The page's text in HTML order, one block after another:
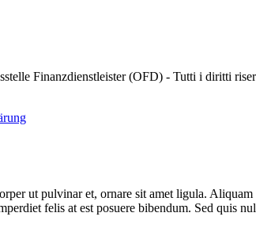
Finanzdienstleister (OFD) - Tutti i diritti
ut pulvinar et, ornare sit amet ligula.
felis at est posuere bibendum. Sed quis